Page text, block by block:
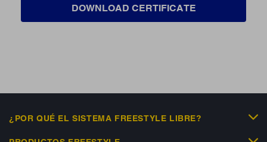
DOWNLOAD CERTIFICATE
¿POR QUÉ EL SISTEMA FREESTYLE LIBRE?